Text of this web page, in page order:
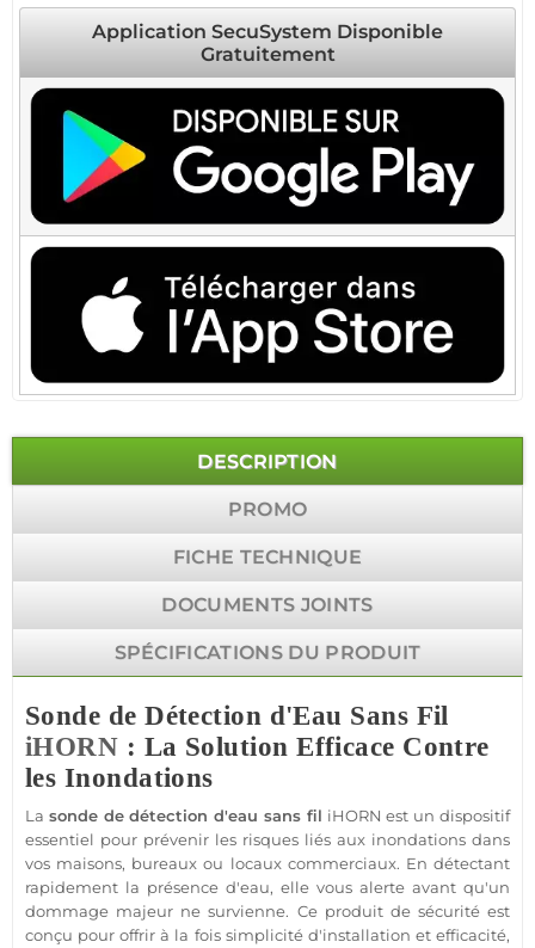
Application SecuSystem Disponible
Gratuitement
DESCRIPTION
PROMO
FICHE TECHNIQUE
DOCUMENTS JOINTS
SPÉCIFICATIONS DU PRODUIT
Sonde de Détection d'Eau Sans Fil
iHORN : La Solution Efficace Contre
les Inondations
La sonde de détection d'eau sans fil iHORN est un dispositif
essentiel pour prévenir les risques liés aux inondations dans
vos maisons, bureaux ou locaux commerciaux. En détectant
rapidement la présence d'eau, elle vous alerte avant qu'un
dommage majeur ne survienne. Ce produit de sécuritéest
conçu pour offrir à la fois simplicité d'installation et efficacité,